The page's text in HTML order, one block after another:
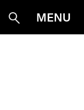
Suche
MENU